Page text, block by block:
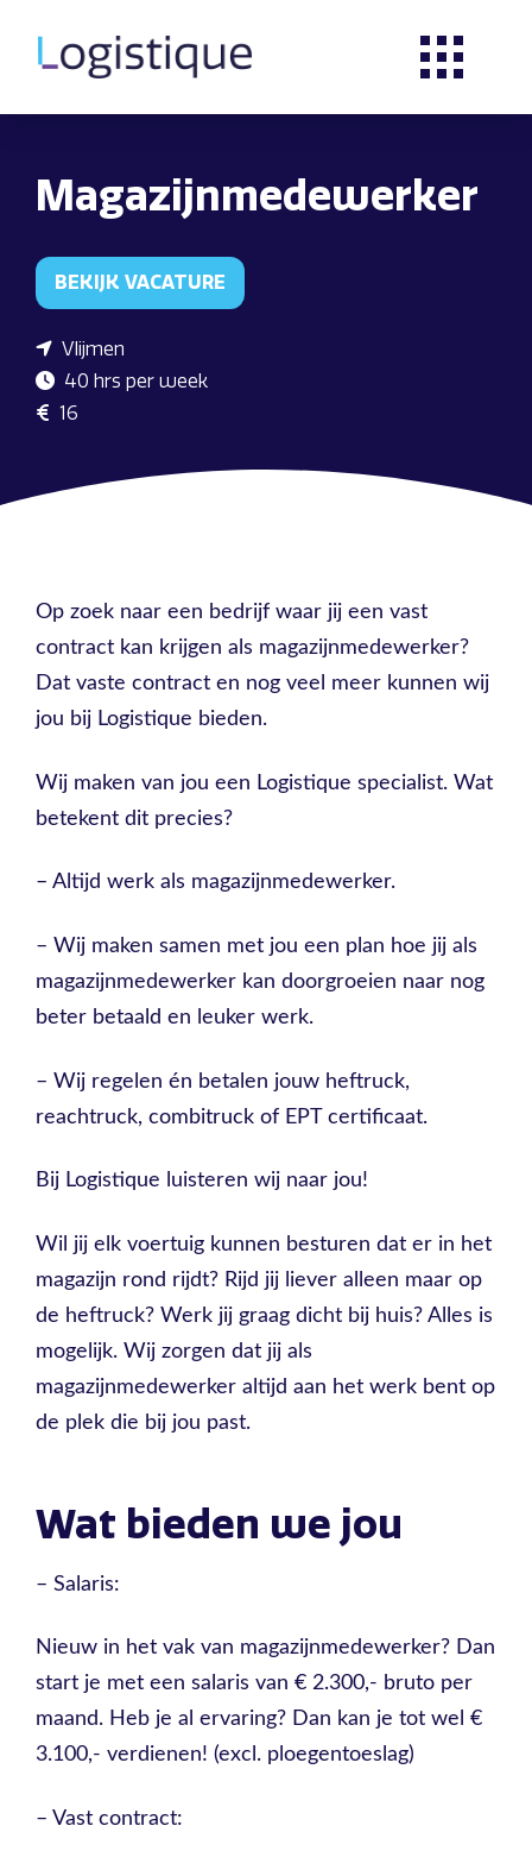
Magazijnmedewerker
BEKIJK VACATURE
Vlijmen
40 hrs per week
16
Op zoek naar een bedrijf waar jij een vast
contract kan krijgen als magazijnmedewerker?
Dat vaste contract en nog veel meer kunnen wij
jou bij Logistique bieden.
Wij maken van jou een Logistique specialist. Wat
betekent dit precies?
– Altijd werk als magazijnmedewerker.
– Wij maken samen met jou een plan hoe jij als
magazijnmedewerker kan doorgroeien naar nog
beter betaald en leuker werk.
– Wij regelen én betalen jouw heftruck,
reachtruck, combitruck of EPT certificaat.
Bij Logistique luisteren wij naar jou!
Wil jij elk voertuig kunnen besturen dat er in het
magazijn rond rijdt? Rijd jij liever alleen maar op
de heftruck? Werk jij graag dicht bij huis? Alles is
mogelijk. Wij zorgen dat jij als
magazijnmedewerker altijd aan het werk bent op
de plek die bij jou past.
Wat bieden we jou
– Salaris:
Nieuw in het vak van magazijnmedewerker? Dan
start je met een salaris van € 2.300,- bruto per
maand. Heb je al ervaring? Dan kan je tot wel €
3.100,- verdienen! (excl. ploegentoeslag)
– Vast contract: